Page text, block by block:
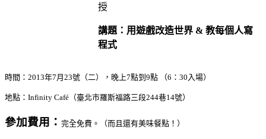
授
講題：用遊戲改造世界 & 教每個人寫
程式
時間：2013年7月23號（二），晚上7點到9點 （6：30入場）
地點： Infinity Café（臺北市羅斯福路三段244巷14號）
參加費用： 完全免費。（而且還有美味餐點！）